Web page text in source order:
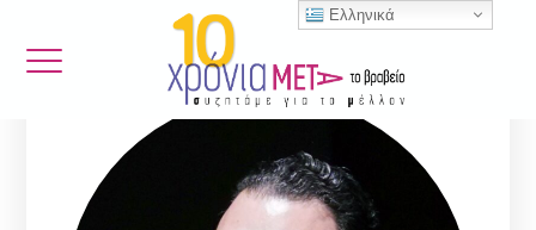
Ελληνικά